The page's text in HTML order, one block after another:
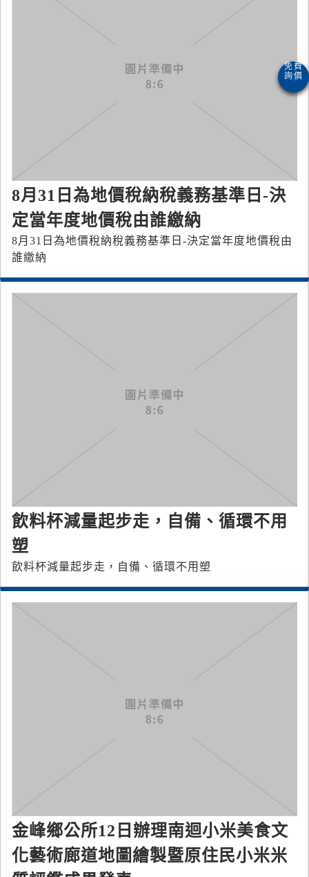
8月31日為地價稅納稅義務基準日-決
定當年度地價稅由誰繳納
8月31日為地價稅納稅義務基準日-決定當年度地價稅由
誰繳納
飲料杯減量起步走，自備、循環不用
塑
飲料杯減量起步走，自備、循環不用塑
金峰鄉公所12日辦理南迴小米美食文
化藝術廊道地圖繪製暨原住民小米米